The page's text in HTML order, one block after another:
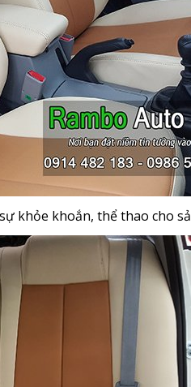
khỏe khoắn, thể thao cho